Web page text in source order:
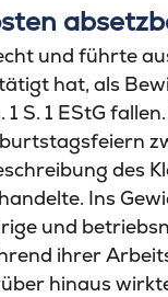
und führte
hat, als
S. 1 EStG
des
Ins
und
ihrer
hinaus